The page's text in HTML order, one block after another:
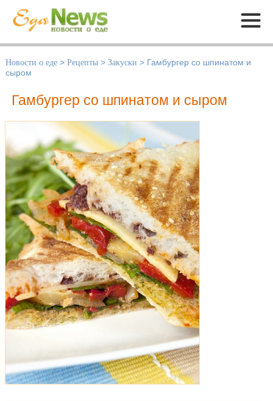
Меню
Новости о еде > Рецепты > Закуски > Гамбургер со шпинатом и
сыром
Гамбургер со шпинатом и сыром